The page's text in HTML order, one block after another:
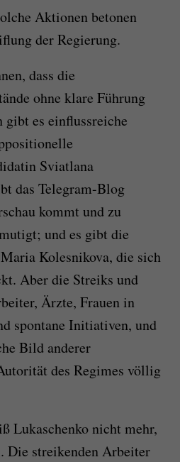
Aktionen betonen
der Regierung.
dass die
ohne klare Führung
es einflussreiche
Sviatlana
das Telegram-Blog
kommt und zu
und es gibt die
Kolesnikova, die sich
Aber die Streiks und
Ärzte, Frauen in
spontane Initiativen, und
Bild anderer
des Regimes völlig
Lukaschenko nicht mehr,
Die streikenden Arbeiter